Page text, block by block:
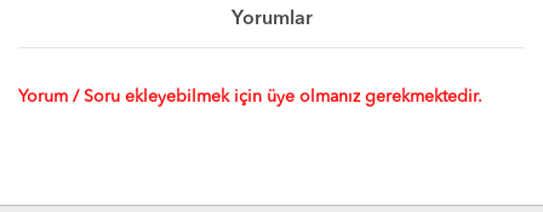
Yorumlar
Yorum / Soru ekleyebilmek için üye olmanız gerekmektedir.